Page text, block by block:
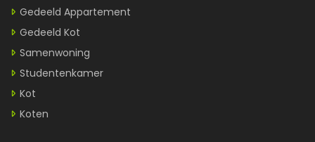
Gedeeld Appartement
Gedeeld Kot
Samenwoning
Studentenkamer
Kot
Koten